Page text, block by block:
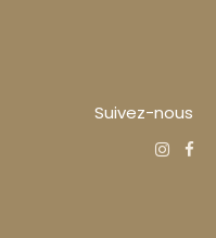
Suivez-nous